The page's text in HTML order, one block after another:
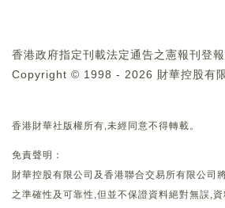
香港政府指定刊載法定通告之憲報刊登
Copyright © 1998 - 2026 財華控股有
香港財華社版權所有,未經同意不得轉載。
免責聲明：
財華控股有限公司及香港聯合交易所有限公司
之準確性及可靠性,但並不保證資料絕對無誤,